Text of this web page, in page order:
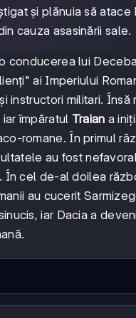
și plănuia să atace
cauza asasinării sale.
conducerea lui
ai Imperiului
instructori militari. Însă
împăratul Traian a
romane. În primul
au fost
În cel de-al doilea
au cucerit
iar Dacia a